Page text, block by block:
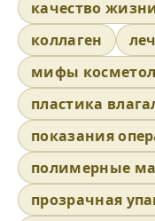
качество
коллаген
мифы
пластика
показания
полимерные
прозрачная